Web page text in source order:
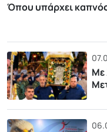
Όπου υπάρχει
Με